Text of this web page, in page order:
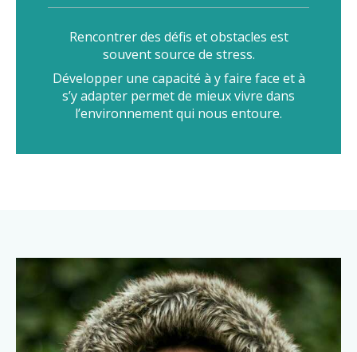
Rencontrer des défis et obstacles est
souvent source de stress.
Développer une capacité à y faire face et à
s’y adapter permet de mieux vivre dans
l’environnement qui nous entoure.